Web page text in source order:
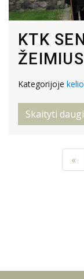
KTK
ŽEIMIUS
Kategorijoje
Skaityti
«